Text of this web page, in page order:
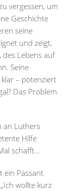
vergessen, um
Geschichte
seine
und zeigt,
des Lebens auf
Seine
– potenziert
Das Problem
an Luthers
Hilfe
schafft…
ein Passant
wollte kurz